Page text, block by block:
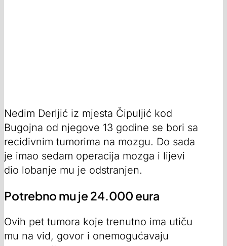
Nedim Derljić iz mjesta Čipuljić kod
Bugojna od njegove 13 godine se bori sa
recidivnim tumorima na mozgu. Do sada
je imao sedam operacija mozga i lijevi
dio lobanje mu je odstranjen.
Potrebno mu je 24.000 eura
Ovih pet tumora koje trenutno ima utiču
mu na vid, govor i onemogućavaju